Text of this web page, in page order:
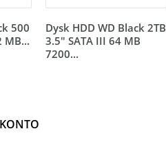
500
MB...
Dysk HDD WD Black 2TB
3.5" SATA III 64 MB
7200...